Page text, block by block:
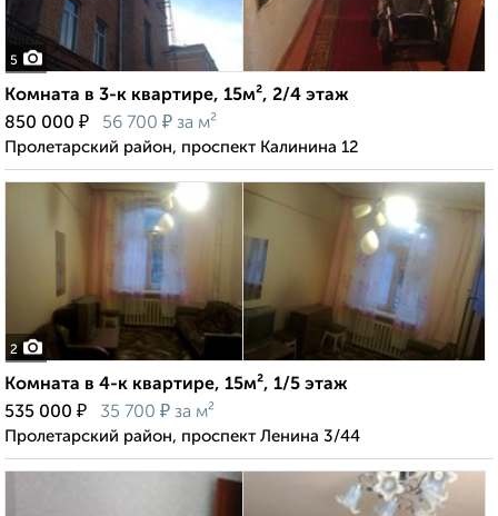
5
Комната в 3-к квартире, 15м², 2/4 этаж
850 000 ₽ 56 700 ₽ за м²
Пролетарский район, проспект Калинина 12
2
Комната в 4-к квартире, 15м², 1/5 этаж
535 000 ₽ 35 700 ₽ за м²
Пролетарский район, проспект Ленина 3/44